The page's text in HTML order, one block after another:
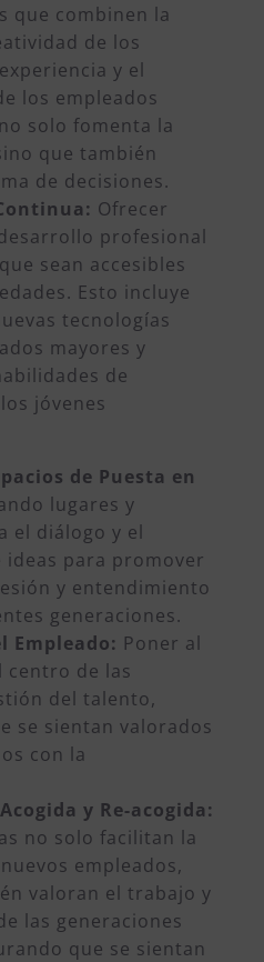
que combinen la
de los
y el
los empleados
solo fomenta la
que también
de decisiones.
Ofrecer
profesional
sean accesibles
Esto incluye
tecnologías
mayores y
de
jóvenes
de Puesta en
lugares y
el diálogo y el
para promover
y entendimiento
generaciones.
Empleado: Poner al
centro de las
del talento,
se sientan valorados
con la
y Re-acogida:
no solo facilitan la
empleados,
valoran el trabajo y
las generaciones
que se sientan